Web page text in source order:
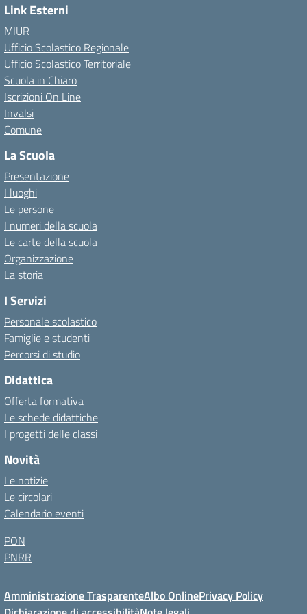
Link Esterni
MIUR
Ufficio Scolastico Regionale
Ufficio Scolastico Territoriale
Scuola in Chiaro
Iscrizioni On Line
Invalsi
Comune
La Scuola
Presentazione
I luoghi
Le persone
I numeri della scuola
Le carte della scuola
Organizzazione
La storia
I Servizi
Personale scolastico
Famiglie e studenti
Percorsi di studio
Didattica
Offerta formativa
Le schede didattiche
I progetti delle classi
Novità
Le notizie
Le circolari
Calendario eventi
PON
PNRR
Amministrazione TrasparenteAlbo OnlinePrivacy Policy